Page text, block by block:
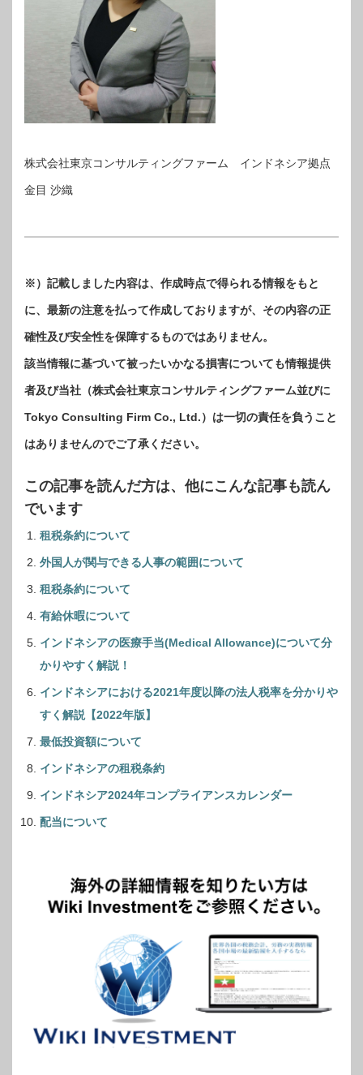
株式会社東京コンサルティングファーム インドネシア拠点
金目 沙織
※）記載しました内容は、作成時点で得られる情報をもと
に、最新の注意を払って作成しておりますが、その内容の正
確性及び安全性を保障するものではありません。
該当情報に基づいて被ったいかなる損害についても情報提供
者及び当社（株式会社東京コンサルティングファーム並びに
Tokyo Consulting Firm Co., Ltd.）は一切の責任を負うこと
はありませんのでご了承ください。
この記事を読んだ方は、他にこんな記事も読ん
でいます
租税条約について
外国人が関与できる人事の範囲について
租税条約について
有給休暇について
インドネシアの医療手当(Medical Allowance)について分
かりやすく解説！
インドネシアにおける2021年度以降の法人税率を分かりや
すく解説【2022年版】
最低投資額について
インドネシアの租税条約
インドネシア2024年コンプライアンスカレンダー
配当について